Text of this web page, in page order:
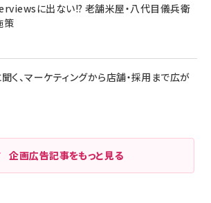
に出ない!? 老舗米屋・八代目儀兵衛
策
く、マーケティングから店舗・採用まで広が
企画広告記事をもっと見る